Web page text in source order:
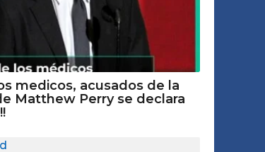
medicos, acusados de la
Matthew Perry se declara